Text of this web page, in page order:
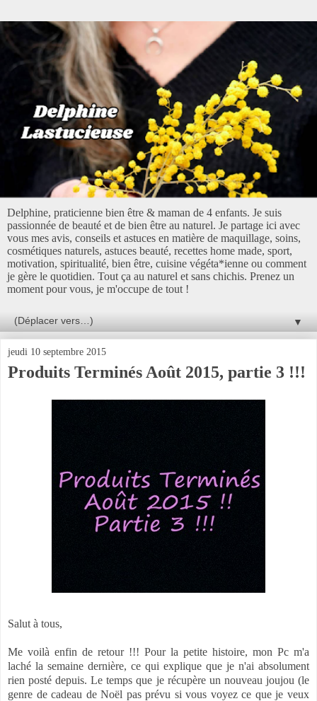
Delphine, praticienne bien être & maman de 4 enfants. Je suis
passionnée de beauté et de bien être au naturel. Je partage ici avec
vous mes avis, conseils et astuces en matière de maquillage, soins,
cosmétiques naturels, astuces beauté, recettes home made, sport,
motivation, spiritualité, bien être, cuisine végéta*ienne ou comment
je gère le quotidien. Tout ça au naturel et sans chichis. Prenez un
moment pour vous, je m'occupe de tout !
▼
jeudi 10 septembre 2015
Produits Terminés Août 2015, partie 3 !!!
Salut à tous,
Me voilà enfin de retour !!! Pour la petite histoire, mon Pc m'a
laché la semaine dernière, ce qui explique que je n'ai absolument
rien posté depuis. Le temps que je récupère un nouveau joujou (le
genre de cadeau de Noël pas prévu si vous voyez ce que je veux